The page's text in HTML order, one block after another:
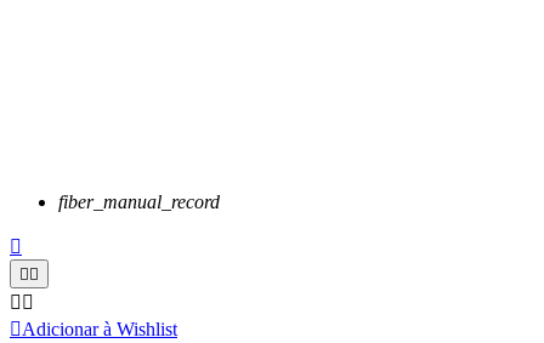
fiber_manual_record


 
Adicionar à Wishlist